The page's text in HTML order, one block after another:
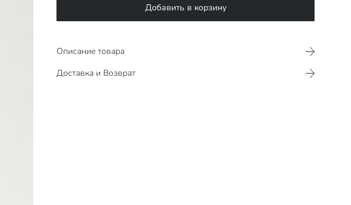
Добавить в корзину
Описание товара
Доставка и Возврат